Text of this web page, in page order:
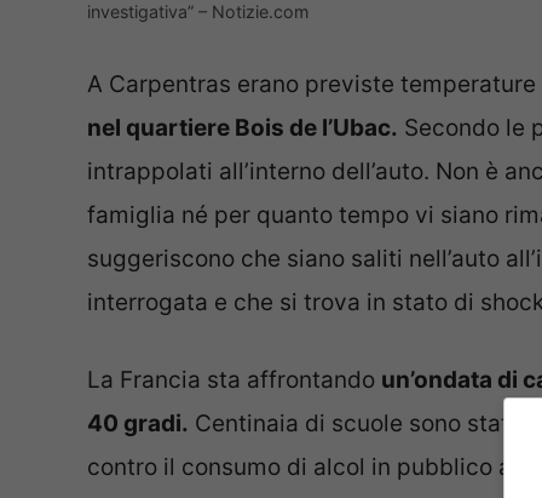
investigativa” – Notizie.com
A Carpentras erano previste
nel quartiere Bois de l’Ubac. Secondo le
intrappolati all’interno dell’auto. Non è
famiglia né per quanto tempo vi siano
suggeriscono che siano saliti nell’auto
interrogata e che si trova in stato di
La Francia sta affrontando un’ondata di
40 gradi. Centinaia di scuole sono state
contro il consumo di alcol in pubblico a